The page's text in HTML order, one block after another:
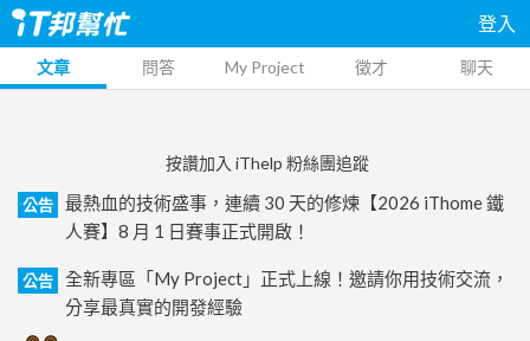
登入
文章 問答 My Project 徵才 聊天
按讚加入 iThelp 粉絲團追蹤
公告
最熱血的技術盛事，連續 30 天的修煉【2026 iThome 鐵
人賽】8 月 1 日賽事正式開啟！
公告
全新專區「My Project」正式上線！邀請你用技術交流，
分享最真實的開發經驗